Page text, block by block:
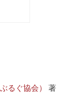
るぐ協会） 著